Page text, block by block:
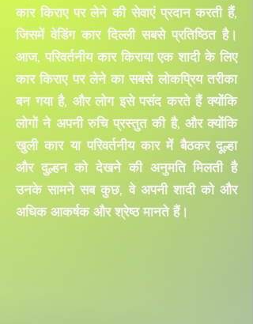
कार किराए पर लेने की सेवाएं प्रदान करती हैं,
जिसमें वेडिंग कार दिल्ली सबसे प्रतिष्ठित है।
आज, परिवर्तनीय कार किराया एक शादी के लिए
कार किराए पर लेने का सबसे लोकप्रिय तरीका
बन गया है, और लोग इसे पसंद करते हैं क्योंकि
लोगों ने अपनी रुचि प्रस्तुत की है, और क्योंकि
खुली कार या परिवर्तनीय कार में बैठकर दूल्हा
और दुल्हन को देखने की अनुमति मिलती है
उनके सामने सब कुछ, वे अपनी शादी को और
अधिक आकर्षक और श्रेष्ठ मानते हैं।